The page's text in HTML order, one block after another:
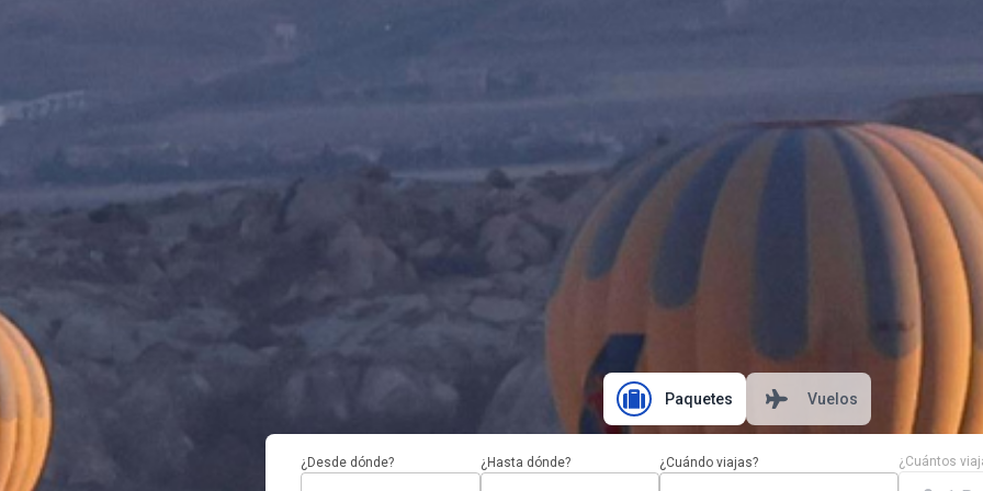
Paquetes Vuelos
¿Desde dónde? ¿Hasta dónde? ¿Cuándo viajas? ¿Cuántos